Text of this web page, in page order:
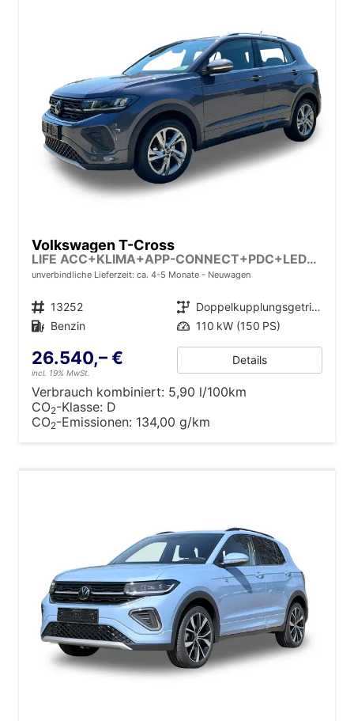
Volkswagen T-Cross
LIFE ACC+KLIMA+APP-CONNECT+PDC+LED+16'' ALU
unverbindliche Lieferzeit: ca. 4-5 Monate Neuwagen
Fahrzeugnr. 13252 Getriebe
Doppelkupplungsgetriebe (DSG)
Kraftstoff Benzin Leistung 110 kW (150 PS)
26.540,– €
incl. 19% MwSt.
Details
Verbrauch kombiniert: 5,90 l/100km
CO2-Klasse: D
CO2-Emissionen: 134,00 g/km